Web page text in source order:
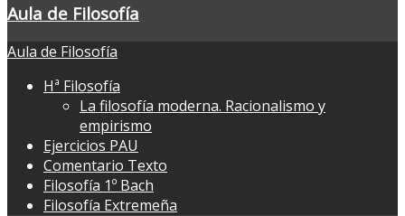
Aula de Filosofía
Aula de Filosofía
Hª Filosofía
La filosofía moderna. Racionalismo y
empirismo
Ejercicios PAU
Comentario Texto
Filosofía 1º Bach
Filosofía Extremeña